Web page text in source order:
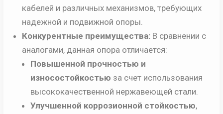
кабелей и различных механизмов, требующих
надежной и подвижной опоры.
Конкурентные преимущества:В сравнении с
аналогами, данная опора отличается:
Повышенной прочностью и
износостойкостью за счет использования
высококачественной нержавеющей стали.
Улучшенной коррозионной стойкостью,